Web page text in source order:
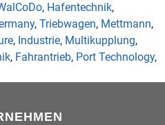
, Hafentechnik,
, Triebwagen, Mettmann,
, Industrie, Multikupplung,
, Fahrantrieb, Port Technology,